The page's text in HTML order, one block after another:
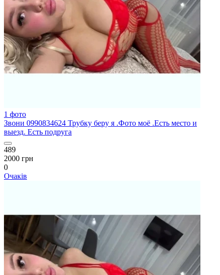
1 фото
Звони 0990834624 Трубку беру я .Фото моё .Есть место и
выезд. Есть подруга
489
2000 грн
0
Очаків